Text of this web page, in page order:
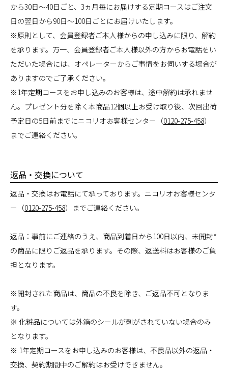
から30日～40日ごと、3ヵ月毎にお届けする定期コースはご注文
日の翌日から90日～100日ごとにお届けいたします。
※原則として、会員登録者ご本人様からの申し込みに限り、解約
を承ります。万一、会員登録者ご本人様以外の方からお電話をい
ただいた場合には、オペレーターからご事情をお伺いする場合が
ありますのでご了承ください。
※1年定期コースをお申し込みのお客様は、途中解約は承れませ
ん。プレゼント分を除く本商品12個以上お受け取り後、次回出荷
予定日の5日前までにニコリオお客様センター（0120-275-458）
までご連絡ください。
返品・交換について
返品・交換はお電話にて承っております。ニコリオお客様センタ
ー（0120-275-458）までご連絡ください。
返品：事前にご連絡のうえ、商品到着日から100日以内、未開封*
の商品に限りご返品を承ります。その際、返送料はお客様のご負
担となります。
※開封された商品は、商品の不良を除き、ご返品不可となりま
す。
※ 化粧品については外箱のシールが剥がされていない場合のみ
となります。
※ 1年定期コースをお申し込みのお客様は、不良品以外の返品・
交換、契約期間中のご解約はお受けできません。